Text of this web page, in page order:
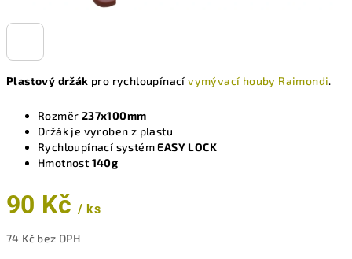
Plastový držák pro rychloupínacívymývací houby Raimondi.
Rozměr 237x100mm
Držák je vyroben z plastu
Rychloupínací systémEASY LOCK
Hmotnost 140g
90 Kč/ ks
74 Kč bez DPH